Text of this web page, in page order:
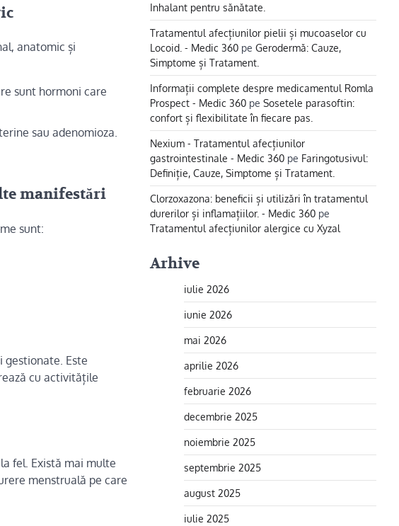
anatomic și
sunt hormoni care
sau adenomioza.
manifestări
sunt:
Este
cu activitățile
fel. Există mai multe
menstruală pe care
Inhalant pentru sănătate.
Tratamentul afecțiunilor pielii și mucoaselor cu
Locoid. - Medic 360 pe Gerodermă: Cauze,
Simptome și Tratament.
Informații complete despre medicamentul Romla
Prospect - Medic 360 pe Sosetele parasoftin:
confort și flexibilitate în fiecare pas.
Nexium - Tratamentul afecțiunilor
gastrointestinale - Medic 360 pe Faringotusivul:
Definiție, Cauze, Simptome și Tratament.
Clorzoxazona: beneficii și utilizări în tratamentul
durerilor și inflamațiilor. - Medic 360 pe
Tratamentul afecțiunilor alergice cu Xyzal
Arhive
iulie 2026
iunie 2026
mai 2026
aprilie 2026
februarie 2026
decembrie 2025
noiembrie 2025
septembrie 2025
august 2025
iulie 2025